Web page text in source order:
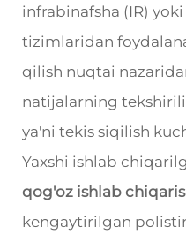
infrabinafsha (IR)
tizimlaridan
qilish nuqtai
natijalarning
ya'ni tekis siqilish
Yaxshi ishlab
qog'oz ishlab
kengaytirilgan